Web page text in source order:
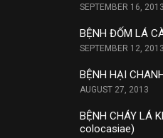
SEPTEMBER 16, 2013
BỆNH ĐỐM LÁ
SEPTEMBER 12, 2013
BỆNH HẠI
AUGUST 27, 2013
BỆNH CHÁY LÁ
colocasiae)